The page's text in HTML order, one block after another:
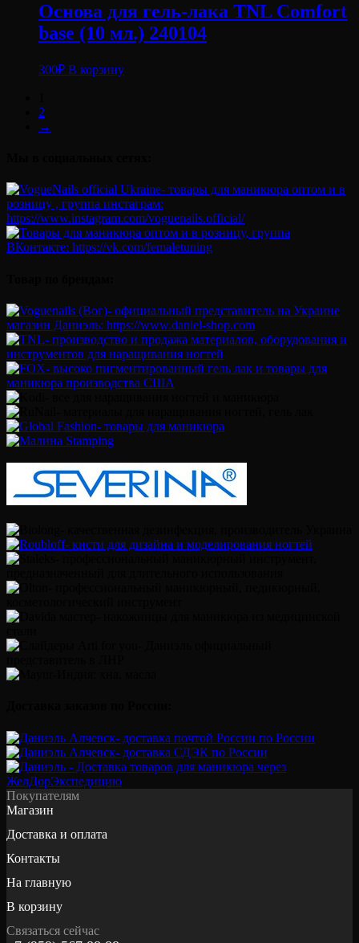
Основа для гель-лака TNL Comfort
base (10 мл.) 240104
300₽ В корзину
2
→
Покупателям
Магазин
Доставка и оплата
Контакты
На главную
В корзину
Связаться сейчас